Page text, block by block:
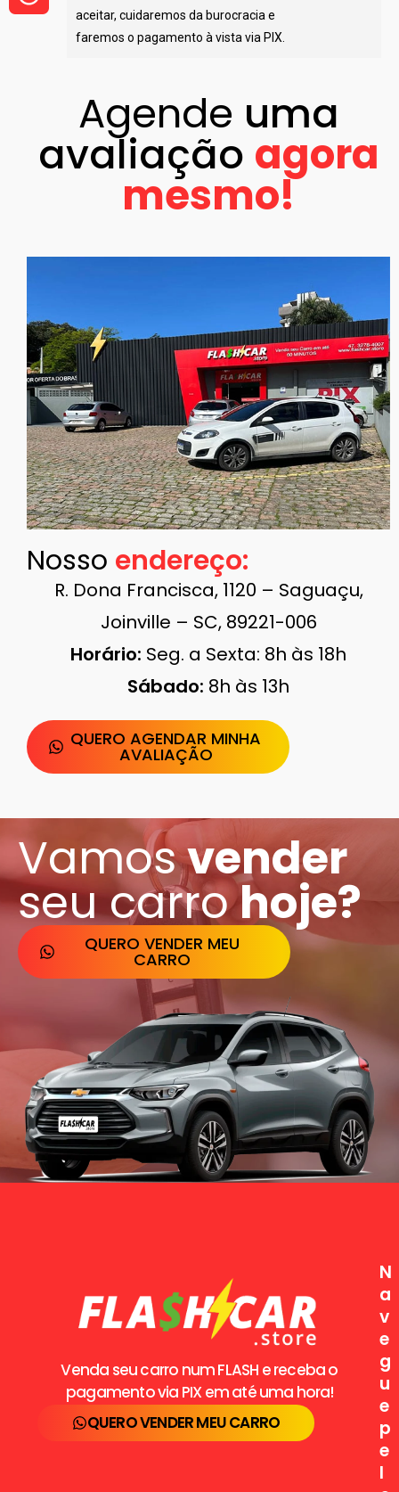
aceitar, cuidaremos da burocracia e
faremos o pagamento à vista via PIX.
Agende uma
avaliação ​ agora
mesmo!
Nosso endereço:​
R. Dona Francisca, 1120 – Saguaçu,
Joinville – SC, 89221-006
Horário: Seg. a Sexta: 8h às 18h
Sábado: 8h às 13h
QUERO AGENDAR MINHA
AVALIAÇÃO
Vamosvender​
seu carrohoje?
QUERO VENDER MEU
CARRO
Venda seu carro num FLASH e receba o
pagamento via PIX em até uma hora!
QUERO VENDER MEU CARRO
N
a
v
e
g
u
e
p
e
l